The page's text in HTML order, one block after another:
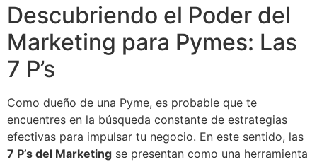
Descubriendo el Poder del
Marketing para Pymes: Las
7 P’s
Como dueño de una Pyme, es probable que te
encuentres en la búsqueda constante de estrategias
efectivas para impulsar tu negocio. En este sentido, las
7 P’s del Marketing se presentan como una herramienta